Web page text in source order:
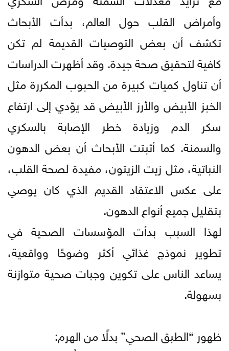
وأمراض القلب حول العالم، بدأت الأبحاث
تكشف أن بعض التوصيات القديمة لم تكن
كافية لتحقيق صحة جيدة. وقد أظهرت الدراسات
أن تناول كميات كبيرة من الحبوب المكررة مثل
الخبز الأبيض والأرز الأبيض قد يؤدي إلى ارتفاع
سكر الدم وزيادة خطر الإصابة بالسكري
والسمنة. كما أثبتت الأبحاث أن بعض الدهون
النباتية، مثل زيت الزيتون، مفيدة لصحة القلب،
على عكس الاعتقاد القديم الذي كان يوصي
بتقليل جميع أنواع الدهون.
لهذا السبب بدأت المؤسسات الصحية في
تطوير نموذج غذائي أكثر وضوحًا وواقعية،
يساعد الناس على تكوين وجبات صحية متوازنة
بسهولة.
ظهور “الطبق الصحي” بدلًا من الهرم: